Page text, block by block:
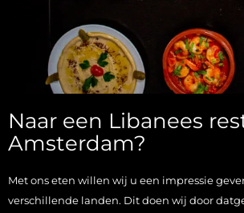
Naar een Libanees
Amsterdam?
Met ons eten willen wij u een impressie
verschillende landen. Dit doen wij door